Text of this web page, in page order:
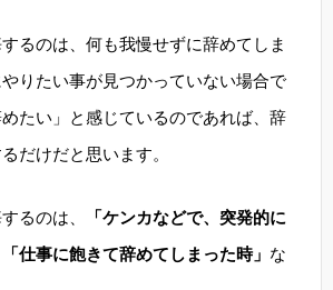
るのは、何も我慢せずに辞めてしま
りたい事が見つかっていない場合で
たい」と感じているのであれば、辞
だけだと思います。
るのは、
「ケンカなどで、突発的に
仕事に飽きて辞めてしまった時」 な